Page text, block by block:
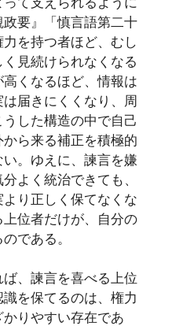
要』「慎言語第二十
を持つ者ほど、むし
見続けられなくなる
くなるほど、情報は
届きにくくなり、周
した構造の中で自己
ら来る補正を積極的
。ゆえに、諫言を嫌
よく統治できても、
り正しく保てなくな
位者だけが、自分の
である。
、諫言を喜べる上位
を保てるのは、権力
りやすい存在であ